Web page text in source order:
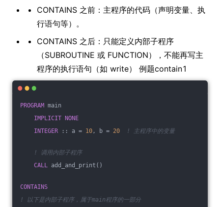
CONTAINS 之前：主程序的代码（声明变量、执
行语句等）。
CONTAINS 之后：只能定义内部子程序
（SUBROUTINE 或 FUNCTION），不能再写主
程序的执行语句（如 write） 例题contain1
PROGRAM main
IMPLICIT
NONE
INTEGER :: a = 10, b = 20 ! 主程序中的变量
! 调用内部子程序
CALL add_and_print()
CONTAINS
! 以下是内部子程序，属于main程序的一部分